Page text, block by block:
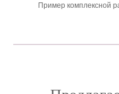
Пример комплексной